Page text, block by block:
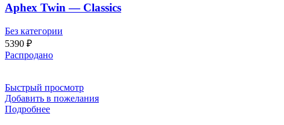
Aphex Twin — Classics
Без категории
5390 ₽
Распродано
Быстрый просмотр
Добавить в пожелания
Подробнее